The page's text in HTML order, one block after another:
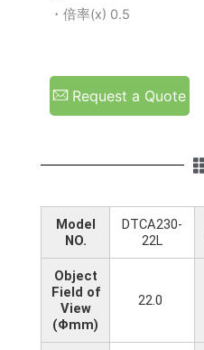
・倍率(x) 0.5
Request a Quote
Model
NO.
DTCA230-
22L
Object
Field of
View
(Φmm)
22.0